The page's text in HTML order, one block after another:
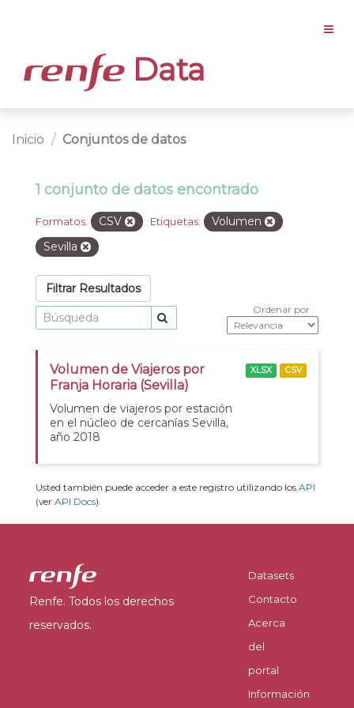
Data
Inicio Conjuntos de datos
1 conjunto de datos encontrado
Formatos: CSV Etiquetas:
Volumen
Sevilla
Filtrar Resultados
Ordenar por
Volumen de Viajeros por
Franja Horaria (Sevilla)
Volumen de viajeros por estación
en el núcleo de cercanías Sevilla,
año 2018
XLSX CSV
Usted también puede acceder a este registro utilizando los API
(ver API Docs).
Renfe. Todos los derechos
reservados.
Datasets
Contacto
Acerca
del
portal
Información